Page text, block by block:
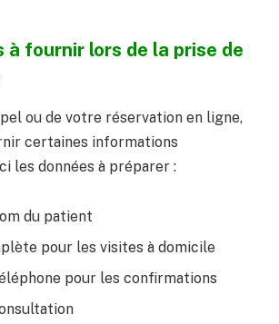
à fournir lors de la prise de
ou de votre réservation en ligne,
certaines informations
les données à préparer :
du patient
pour les visites à domicile
pour les confirmations